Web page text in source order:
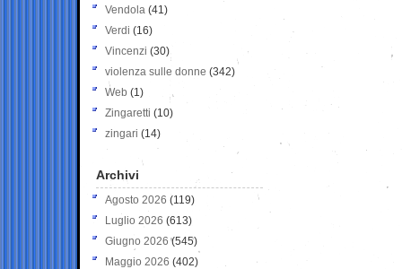
Vendola (41)
Verdi (16)
Vincenzi (30)
violenza sulle donne (342)
Web (1)
Zingaretti (10)
zingari (14)
Archivi
Agosto 2026 (119)
Luglio 2026 (613)
Giugno 2026 (545)
Maggio 2026 (402)